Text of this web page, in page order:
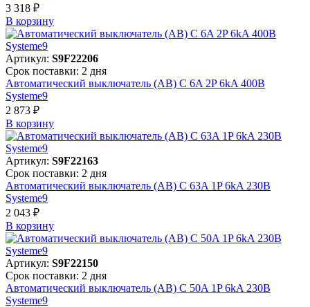
3 318 ₽
В корзинy
Артикул: S9F22206
Срок поставки: 2 дня
Автоматический выключатель (АВ) C 6A 2P 6kA 400В
Systeme9
2 873 ₽
В корзинy
Артикул: S9F22163
Срок поставки: 2 дня
Автоматический выключатель (АВ) C 63A 1P 6kA 230В
Systeme9
2 043 ₽
В корзинy
Артикул: S9F22150
Срок поставки: 2 дня
Автоматический выключатель (АВ) C 50A 1P 6kA 230В
Systeme9